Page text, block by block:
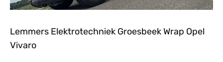
Lemmers Elektrotechniek Groesbeek Wrap Opel
Vivaro